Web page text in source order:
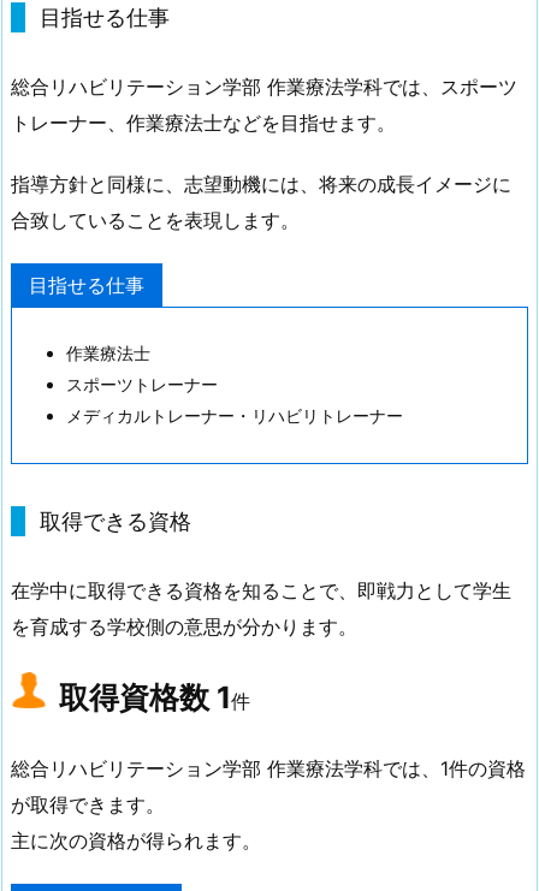
目指せる仕事
総合リハビリテーション学部 作業療法学科では、スポーツ
トレーナー、作業療法士などを目指せます。
指導方針と同様に、志望動機には、将来の成長イメージに
合致していることを表現します。
目指せる仕事
作業療法士
スポーツトレーナー
メディカルトレーナー・リハビリトレーナー
取得できる資格
在学中に取得できる資格を知ることで、即戦力として学生
を育成する学校側の意思が分かります。
取得資格数 1件
総合リハビリテーション学部 作業療法学科では、1件の資格
が取得できます。
主に次の資格が得られます。